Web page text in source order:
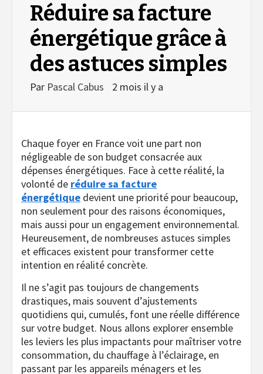
Réduire sa facture
énergétique grâce à
des astuces simples
Par Pascal Cabus 2 mois il y a
Chaque foyer en France voit une part non
négligeable de son budget consacrée aux
dépenses énergétiques. Face à cette réalité, la
volonté de réduire sa facture
énergétique devient une priorité pour beaucoup,
non seulement pour des raisons économiques,
mais aussi pour un engagement environnemental.
Heureusement, de nombreuses astuces simples
et efficaces existent pour transformer cette
intention en réalité concrète.
Il ne s’agit pas toujours de changements
drastiques, mais souvent d’ajustements
quotidiens qui, cumulés, font une réelle différence
sur votre budget. Nous allons explorer ensemble
les leviers les plus impactants pour maîtriser votre
consommation, du chauffage à l’éclairage, en
passant par les appareils ménagers et les